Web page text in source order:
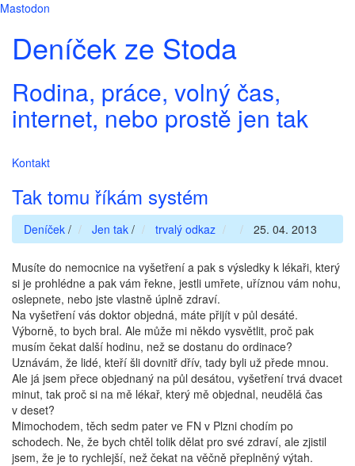
Mastodon
Deníček ze Stoda
Rodina, práce, volný čas,
internet, nebo prostě jen tak
Kontakt
Tak tomu říkám systém
Deníček / Jen tak / trvalý odkaz 25. 04. 2013
Musíte do nemocnice na vyšetření a pak s výsledky k lékaři, který
si je prohlédne a pak vám řekne, jestli umřete, uříznou vám nohu,
oslepnete, nebo jste vlastně úplně zdraví.
Na vyšetření vás doktor objedná, máte přijít v půl desáté.
Výborně, to bych bral. Ale může mi někdo vysvětlit, proč pak
musím čekat další hodinu, než se dostanu do ordinace?
Uznávám, že lidé, kteří šli dovnitř dřív, tady byli už přede mnou.
Ale já jsem přece objednaný na půl desátou, vyšetření trvá dvacet
minut, tak proč si na mě lékař, který mě objednal, neudělá čas
v deset?
Mimochodem, těch sedm pater ve FN v Plzni chodím po
schodech. Ne, že bych chtěl tolik dělat pro své zdraví, ale zjistil
jsem, že je to rychlejší, než čekat na věčně přeplněný výtah.